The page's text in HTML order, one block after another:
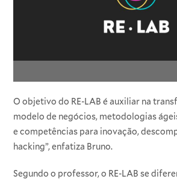
O objetivo do RE-LAB é auxiliar na
modelo de negócios, metodologias
e competências para inovação,
hacking”, enfatiza Bruno.
Segundo o professor, o RE-LAB se